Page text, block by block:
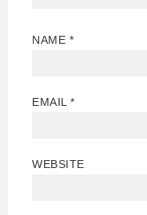
NAME *
EMAIL*
WEBSITE